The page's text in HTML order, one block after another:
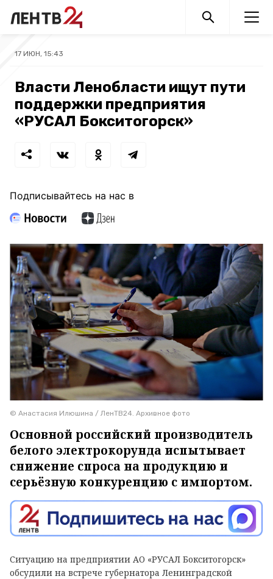
17 ИЮН, 15:43
Власти Ленобласти ищут пути
поддержки предприятия
«РУСАЛ Бокситогорск»
Подписывайтесь на нас в
© Анастасия Илюшина / ЛенТВ24. Архивное фото
Основной российский производитель
белого электрокорунда испытывает
снижение спроса на продукцию и
серьёзную конкуренцию с импортом.
Ситуацию на предприятии АО «РУСАЛ Бокситогорск»
обсудили на встрече губернатора Ленинградской